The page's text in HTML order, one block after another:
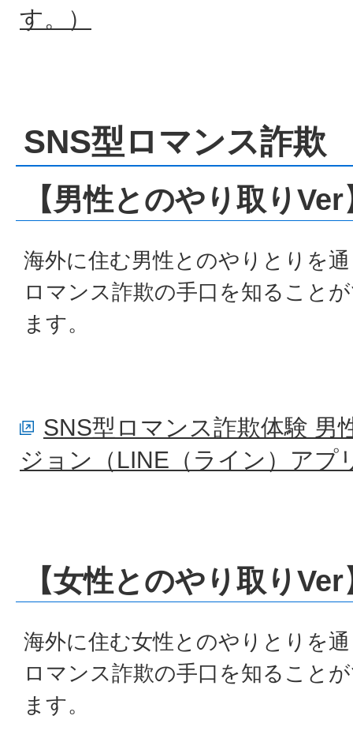
す。）
SNS型ロマンス詐欺
【男性とのやり取りVer
海外に住む男性とのやりとりを
ロマンス詐欺の手口を知ること
ます。
SNS型ロマンス詐欺体験 男
ジョン（LINE（ライン）アプ
【女性とのやり取りVer
海外に住む女性とのやりとりを
ロマンス詐欺の手口を知ること
ます。